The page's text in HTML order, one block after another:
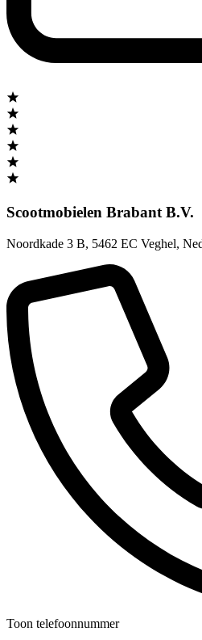
Scootmobielen Brabant B.V.
Noordkade 3 B, 5462 EC Veghel,
Toon telefoonnummer